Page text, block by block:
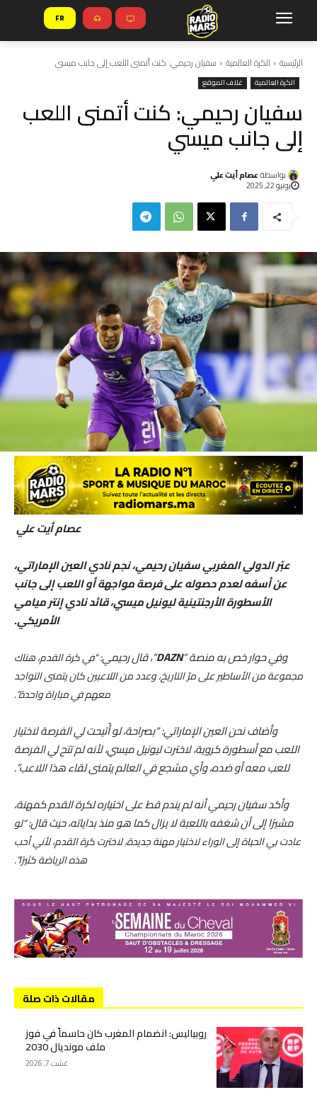
FR
الرئيسية الكرة العالمية سفيان رحيمي: كنت أتمنى اللعب إلى جانب ميسي
الكرة العالمية غلاف الموقع
سفيان رحيمي: كنت أتمنى اللعب
إلى جانب ميسي
بواسطة عصام أيت علي
يونيو 22, 2025
عصام أيت علي
عبّر الدولي المغربي سفيان رحيمي، نجم نادي العين الإماراتي،
عن أسفه لعدم حصوله على فرصة مواجهة أو اللعب إلى جانب
الأسطورة الأرجنتينية ليونيل ميسي، قائد نادي إنتر ميامي
الأمريكي.
وفي حوار خص به منصة “DAZN“، قال رحيمي:“في كرة القدم، هناك
مجموعة من الأساطير على مرّ التاريخ، وعدد من اللاعبين كان يتمنى التواجد
معهم في مباراة واحدة”.
وأضاف نحن العين الإماراتي: “بصراحة، لو أُتيحت لي الفرصة لاختيار
اللعب مع أسطورة كروية، لاخترت ليونيل ميسي، لأنه لم تتح لي الفرصة
للعب معه أو ضده، وأي مشجع في العالم يتمنى لقاء هذا اللاعب”.
وأكد سفيان رحيمي أنه لم يندم قط على اختياره لكرة القدم كمهنة،
مشيرًا إلى أن شغفه باللعبة لا يزال كما هو منذ بداياته، حيث قال:“لو
عادت بي الحياة إلى الوراء لاختيار مهنة جديدة، لاخترت كرة القدم، لأني أحب
هذه الرياضة كثيرًا”.
مقالات ذات صلة
روبياليس: انضمام المغرب كان حاسماً في فوز
ملف مونديال 2030
غشت 7, 2026